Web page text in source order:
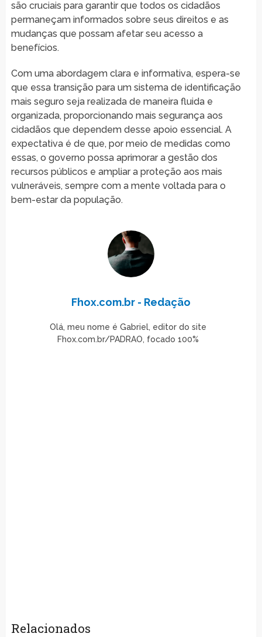
são cruciais para garantir que todos os cidadãos
permaneçam informados sobre seus direitos e as
mudanças que possam afetar seu acesso a
benefícios.
Com uma abordagem clara e informativa, espera-se
que essa transição para um sistema de identificação
mais seguro seja realizada de maneira fluida e
organizada, proporcionando mais segurança aos
cidadãos que dependem desse apoio essencial. A
expectativa é de que, por meio de medidas como
essas, o governo possa aprimorar a gestão dos
recursos públicos e ampliar a proteção aos mais
vulneráveis, sempre com a mente voltada para o
bem-estar da população.
Fhox.com.br - Redação
Olá, meu nome é Gabriel, editor do site
Fhox.com.br/PADRAO, focado 100%
Relacionados